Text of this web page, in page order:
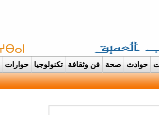
حوادث صحة فن وثقافة تكنولوجيا حوارات
تتحول الى عرس ايماني مهي |